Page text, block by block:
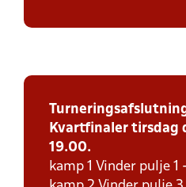
Kvartfinaler tirsdag
19.00.
kamp 1 Vinder pulje